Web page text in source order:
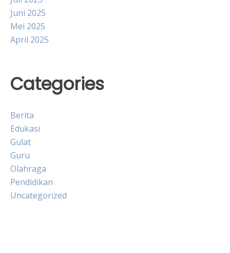
Juni 2025
Mei 2025
April 2025
Categories
Berita
Edukasi
Gulat
Guru
Olahraga
Pendidikan
Uncategorized